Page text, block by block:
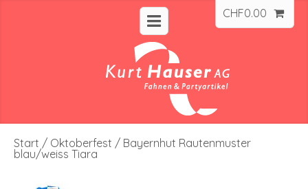
CHF0.00
Start / Oktoberfest / Bayernhut Rautenmuster
blau/weiss Tiara